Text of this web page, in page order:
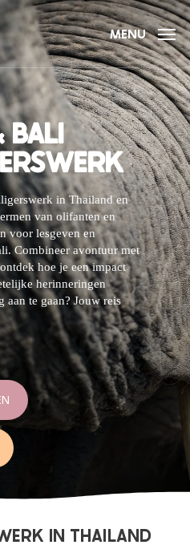
MENU
BALI
in Thailand en
van olifanten en
voor lesgeven en
Combineer avontuur met
hoe je een impact
herinneringen
aan te gaan? Jouw reis
IN THAILAND